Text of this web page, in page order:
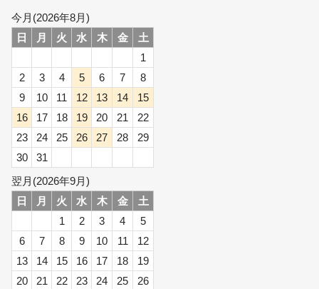
今月(2026年8月)
日
月 火 水 木 金
土
1
2
3 4 5 6 7
8
9
10 11 12 13 14
15
16
17 18 19 20 21
22
23
24 25 26 27 28
29
30
31
翌月(2026年9月)
日
月 火 水 木 金
土
1
2 3 4
5
6
7 8 9 10 11
12
13
14 15 16 17 18
19
20
21 22 23 24 25 26